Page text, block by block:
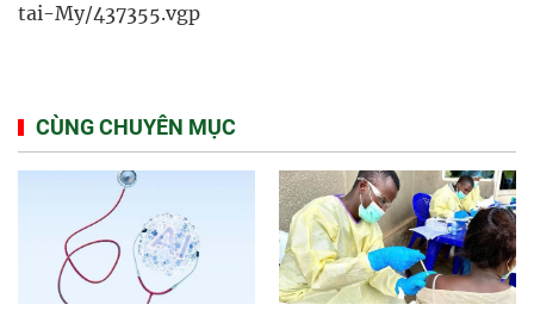
tai-My/437355.vgp
CÙNG CHUYÊN MỤC